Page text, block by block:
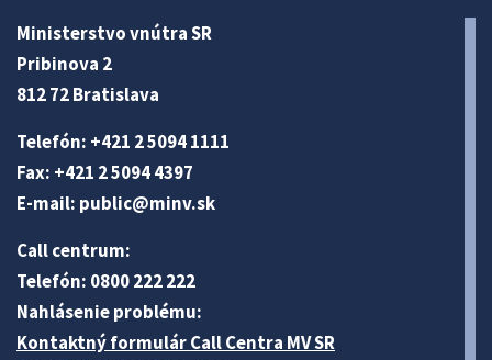
Ministerstvo vnútra SR
Pribinova 2
812 72 Bratislava
Telefón: +421 2 5094 1111
Fax: +421 2 5094 4397
E-mail: public@minv.sk
Call centrum:
Telefón: 0800 222 222
Nahlásenie problému:
Kontaktný formulár Call Centra MV SR